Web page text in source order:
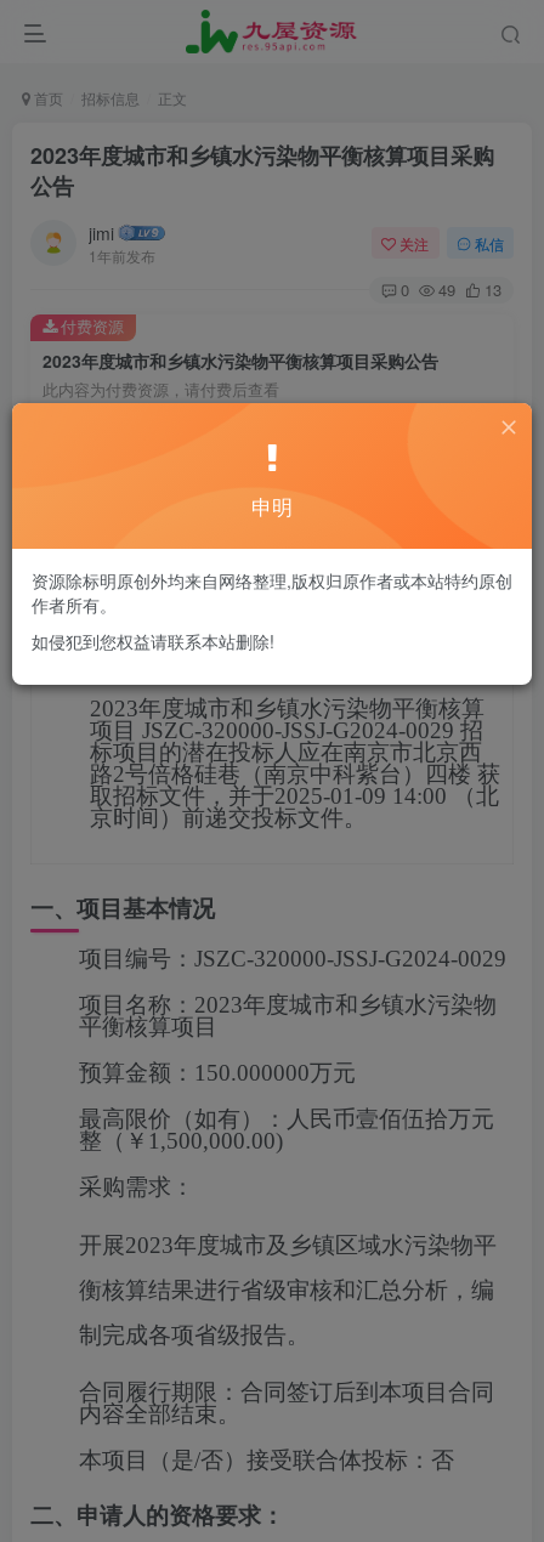
首页 招标信息 正文
2023年度城市和乡镇水污染物平衡核算项目采购
公告
jimi
1年前发布
关注 私信
0 49 13
2023年度城市和乡镇水污染物平衡核算项目采购公告
此内容为付费资源，请付费后查看
20
您当前未登录！建议登陆后购买，可保存购买订单
付费资源
2023年度城市和乡镇水污染物平衡核算
项目 JSZC-320000-JSSJ-G2024-0029 招
标项目的潜在投标人应在南京市北京西
路2号倍格硅巷（南京中科紫台）四楼 获
取招标文件，并于2025-01-09 14:00 （北
京时间）前递交投标文件。
一、项目基本情况
项目编号： JSZC-320000-JSSJ-G2024-0029
项目名称： 2023年度城市和乡镇水污染物
平衡核算项目
预算金额： 150.000000万元
最高限价（如有）： 人民币壹佰伍拾万元
整（￥1,500,000.00)
采购需求：
开展2023年度城市及乡镇区域水污染物平
衡核算结果进行省级审核和汇总分析，编
制完成各项省级报告。
合同履行期限： 合同签订后到本项目合同
内容全部结束。
本项目（是/否）接受联合体投标： 否
二、申请人的资格要求：
申明
资源除标明原创外均来自网络整理,版权归原作者或本站特约原创
作者所有。
如侵犯到您权益请联系本站删除!